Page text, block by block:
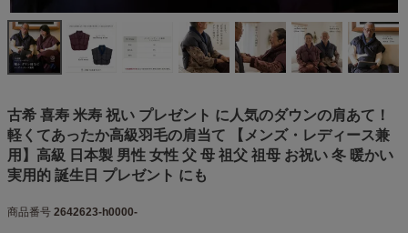
古希 喜寿 米寿 祝い プレゼント に人気のダウンの肩あて！
軽くてあったか高級羽毛の肩当て 【メンズ・レディース兼
用】高級 日本製 男性 女性 父 母 祖父 祖母 お祝い 冬 暖かい
実用的 誕生日 プレゼント にも
商品番号 2642623-h0000-